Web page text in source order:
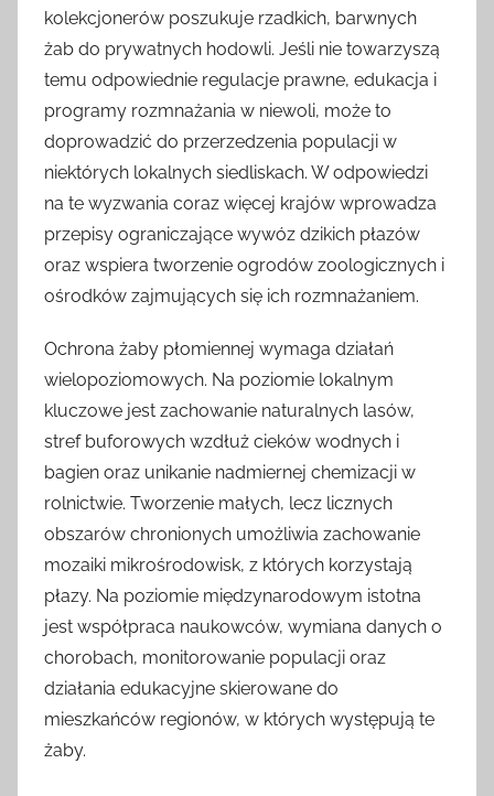
kolekcjonerów poszukuje rzadkich, barwnych
żab do prywatnych hodowli. Jeśli nie towarzyszą
temu odpowiednie regulacje prawne, edukacja i
programy rozmnażania w niewoli, może to
doprowadzić do przerzedzenia populacji w
niektórych lokalnych siedliskach. W odpowiedzi
na te wyzwania coraz więcej krajów wprowadza
przepisy ograniczające wywóz dzikich płazów
oraz wspiera tworzenie ogrodów zoologicznych i
ośrodków zajmujących się ich rozmnażaniem.
Ochrona żaby płomiennej wymaga działań
wielopoziomowych. Na poziomie lokalnym
kluczowe jest zachowanie naturalnych lasów,
stref buforowych wzdłuż cieków wodnych i
bagien oraz unikanie nadmiernej chemizacji w
rolnictwie. Tworzenie małych, lecz licznych
obszarów chronionych umożliwia zachowanie
mozaiki mikrośrodowisk, z których korzystają
płazy. Na poziomie międzynarodowym istotna
jest współpraca naukowców, wymiana danych o
chorobach, monitorowanie populacji oraz
działania edukacyjne skierowane do
mieszkańców regionów, w których występują te
żaby.